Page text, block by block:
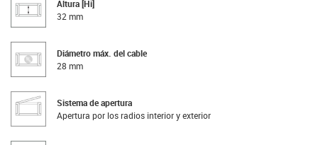
Altura [Hi]
32 mm
Diámetro máx. del cable
28 mm
Sistema de apertura
Apertura por los radios interior y exterior